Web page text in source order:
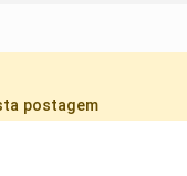
postagem